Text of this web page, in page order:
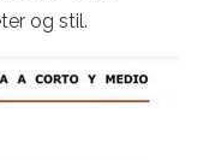
og stil.